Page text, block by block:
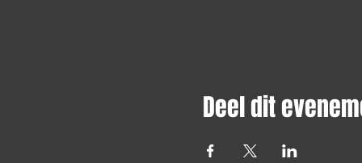
Deel dit